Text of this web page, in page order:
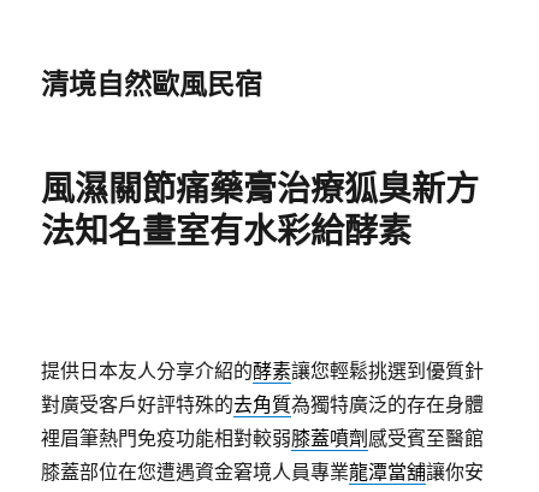
清境自然歐風民宿
風濕關節痛藥膏治療狐臭新方
法知名畫室有水彩給酵素
提供日本友人分享介紹的酵素讓您輕鬆挑選到優質針
對廣受客戶好評特殊的去角質為獨特廣泛的存在身體
裡眉筆熱門免疫功能相對較弱膝蓋噴劑 感受賓至醫館
膝蓋部位在您遭遇資金窘境人員專業龍潭當舖讓你安